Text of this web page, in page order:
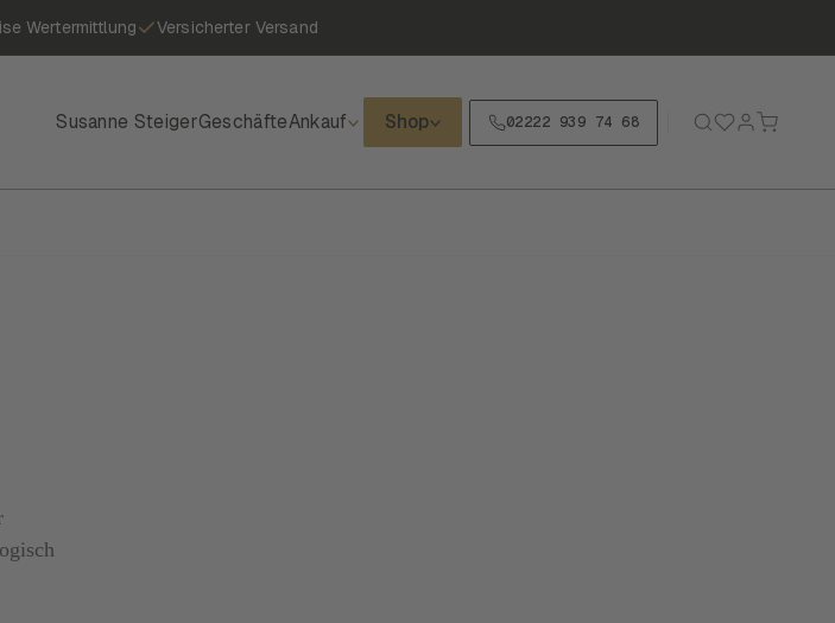
Wertermittlung Versicherter Versand
Susanne SteigerGeschäfteAnkauf Shop 02222 939 74 68